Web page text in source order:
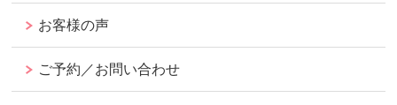
お客様の声
ご予約／お問い合わせ